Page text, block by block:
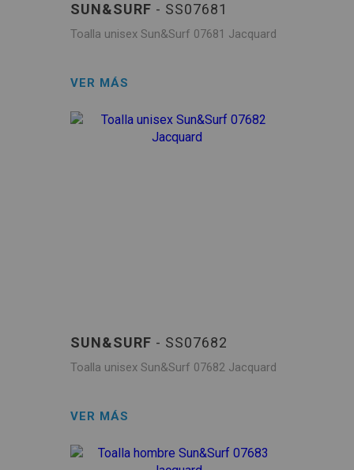
SUN&SURF - SS07681
Toalla unisex Sun&Surf 07681 Jacquard
VER MÁS
SUN&SURF - SS07682
Toalla unisex Sun&Surf 07682 Jacquard
VER MÁS